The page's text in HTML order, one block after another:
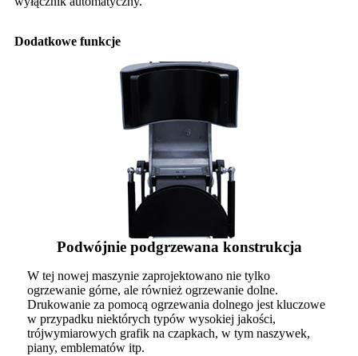
Dodatkowe funkcje
Podwójnie podgrzewana konstrukcja
W tej nowej maszynie zaprojektowano nie tylko
ogrzewanie górne, ale również ogrzewanie dolne.
Drukowanie za pomocą ogrzewania dolnego jest kluczowe
w przypadku niektórych typów wysokiej jakości,
trójwymiarowych grafik na czapkach, w tym naszywek,
piany, emblematów itp.